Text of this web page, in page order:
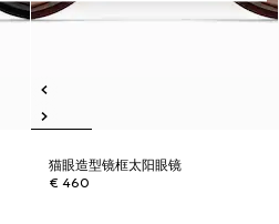
猫眼造型镜框太阳眼镜
€ 460